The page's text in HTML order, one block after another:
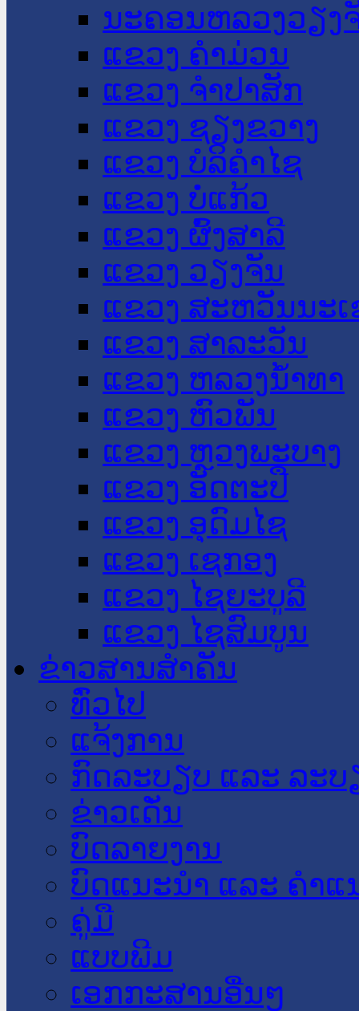
ນະ​ຄອນ​ຫລວງວຽງ
ແຂວງ ຄໍາມ່ວນ
ແຂວງ ຈໍາປາສັກ
ແຂວງ ຊຽງຂວາງ
ແຂວງ ບໍລິຄໍາໄຊ
ແຂວງ ບໍ່ແກ້ວ
ແຂວງ ຜົ້ງສາລີ
ແຂວງ ວຽງຈັນ
ແຂວງ ສະຫວັນນະ
ແຂວງ ສາລະວັນ
ແຂວງ ຫລວງນໍ້າທາ
ແຂວງ ຫົວພັນ
ແຂວງ ຫຼວງພະບາງ
ແຂວງ ອັດຕະປື
ແຂວງ ອຸດົມໄຊ
ແຂວງ ເຊກອງ
ແຂວງ ໄຊຍະບູລີ
ແຂວງ ໄຊສົມບູນ
ຂ່າວສານສໍາຄັນ
​ທົ່ວ​ໄປ
ແຈ້ງການ
ກົດລະບຽບ ແລະ ລະບ
ຂ່າວເດັ່ນ
ບົດລາຍງານ
ບົດແນະນໍາ ແລະ ຄໍາແ
ຄູ່ມື
ແບບພີມ
ເອກກະສານອື່ນໆ